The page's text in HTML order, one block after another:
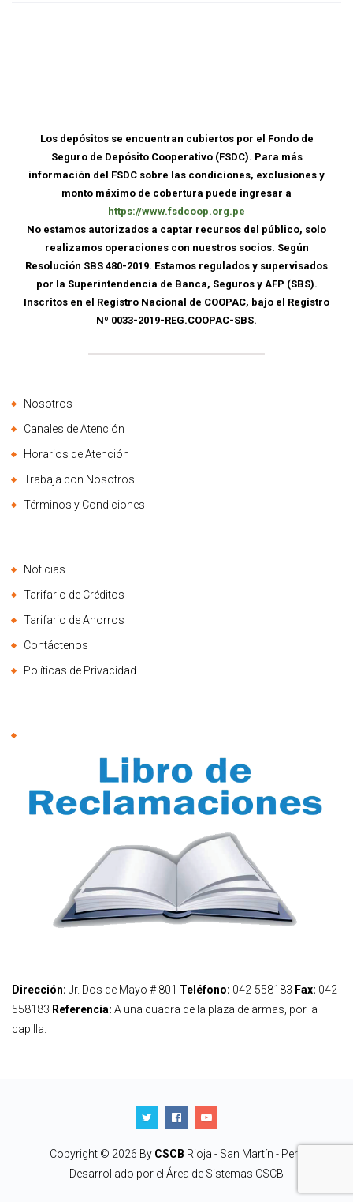
Los depósitos se encuentran cubiertos por el Fondo de
Seguro de Depósito Cooperativo (FSDC). Para más
información del FSDC sobre las condiciones, exclusiones y
monto máximo de cobertura puede ingresar a
https://www.fsdcoop.org.pe
No estamos autorizados a captar recursos del público, solo
realizamos operaciones con nuestros socios. Según
Resolución SBS 480-2019. Estamos regulados y supervisados
por la Superintendencia de Banca, Seguros y AFP (SBS).
Inscritos en el Registro Nacional de COOPAC, bajo el Registro
Nº 0033-2019-REG.COOPAC-SBS.
Nosotros
Canales de Atención
Horarios de Atención
Trabaja con Nosotros
Términos y Condiciones
Noticias
Tarifario de Créditos
Tarifario de Ahorros
Contáctenos
Políticas de Privacidad
Dirección: Jr. Dos de Mayo # 801 Teléfono: 042-558183 Fax: 042-
558183 Referencia: A una cuadra de la plaza de armas, por la
capilla.
Copyright © 2026 By CSCB Rioja - San Martín - Perú
Desarrollado por el Área de Sistemas CSCB